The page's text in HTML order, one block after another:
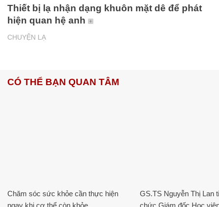
CHUYỆN LẠ
Thiết bị lạ nhận dạng khuôn mặt dê để phát
hiện quan hệ anh
CÓ THỂ BẠN QUAN TÂM
Chăm sóc sức khỏe cần thực hiện
ngay khi cơ thể còn khỏe
GS.TS Nguyễn Thị Lan
chức Giám đốc Học